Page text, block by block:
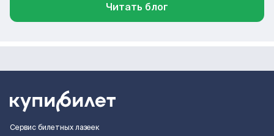
Читать блог
Сервис билетных лазеек